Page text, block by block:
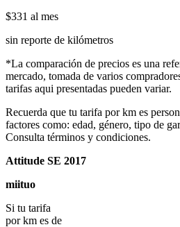
$331 al mes
sin reporte de kilómetros
*La comparación de precios es una
mercado, tomada de varios
tarifas aqui presentadas pueden variar.
Recuerda que tu tarifa por km es
factores como: edad, género, tipo de
Consulta términos y condiciones.
Attitude SE 2017
miituo
Si tu tarifa
por km es de